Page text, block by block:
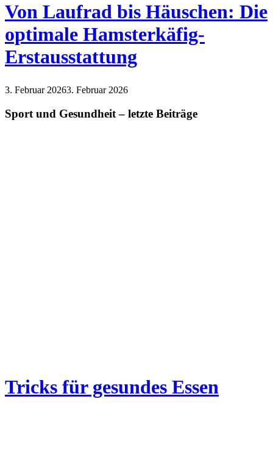
Von Laufrad bis Häuschen: Die
optimale Hamsterkäfig-
Erstausstattung
3. Februar 20263. Februar 2026
Sport und Gesundheit – letzte Beiträge
Tricks für gesundes Essen